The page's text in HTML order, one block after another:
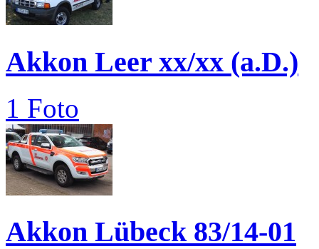
Akkon Leer xx/xx (a.D.)
1 Foto
Akkon Lübeck 83/14-01